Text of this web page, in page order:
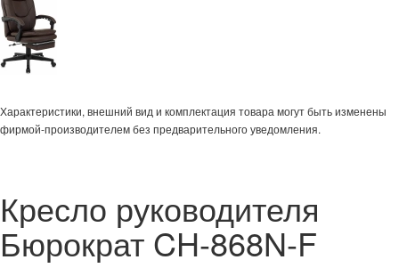
Характеристики, внешний вид и комплектация товара могут быть изменены
фирмой-производителем без предварительного уведомления.
Кресло руководителя
Бюрократ CH-868N-F